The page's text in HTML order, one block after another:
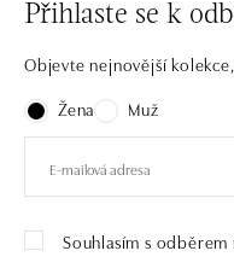
Přihlaste se k
Objevte nejnovější
Žena
Muž
Souhlasím s